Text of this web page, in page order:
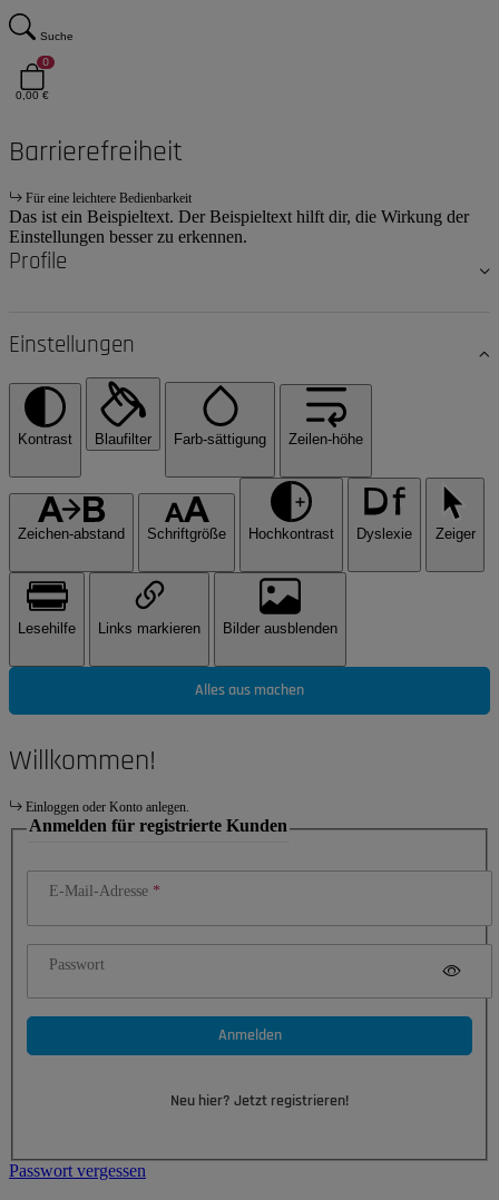
Suche
0
0,00 €
Barrierefreiheit
Für eine leichtere Bedienbarkeit
Das ist ein Beispieltext. Der Beispieltext hilft dir, die Wirkung der
Einstellungen besser zu erkennen.
Profile
Einstellungen
Kontrast Blaufilter Farb-sättigung Zeilen-höhe
Zeichen-abstand Schriftgröße Hochkontrast Dyslexie Zeiger
Lesehilfe Links markieren Bilder ausblenden
Alles aus machen
Willkommen!
Einloggen oder Konto anlegen.
Anmelden für registrierte Kunden
E-Mail-Adresse
Passwort
Anmelden
Neu hier? Jetzt registrieren!
Passwort vergessen